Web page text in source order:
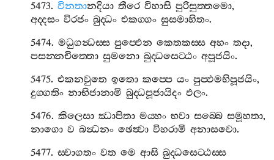
5473.විනතානදියා තීරෙ විහාසි පුරිසුත‍්තමො,
අද‍්දසං විරජං බුද‍්ධං එකග‍්ගං සුසමාහිතං.
5474.මධුගන්‍ධස‍්ස පුප‍්ඵෙන කෙතකස‍්ස අහං තදා,
පසන‍්නචිත‍්තො සුමනො බුද‍්ධසෙට‍්ඨං අපූජයිං.
5475.එකනවුතෙ ඉතො කප‍්පෙ යං පුප‍්ඵමභිපූජයිං,
දුග‍්ගතිං නාභිජානාමි බුද‍්ධපූජායිදං ඵලං.
5476.කිලෙසා ඣාපිතා මය‍්හං භවා සබ‍්බෙ සමූහතා,
නාගො ව බන්‍ධනං ඡෙත්‍වා විහරාමි අනාසවො.
5477.ස‍්වාගතං වත මෙ ආසි බුද‍්ධසෙට‍්ඨස‍්ස